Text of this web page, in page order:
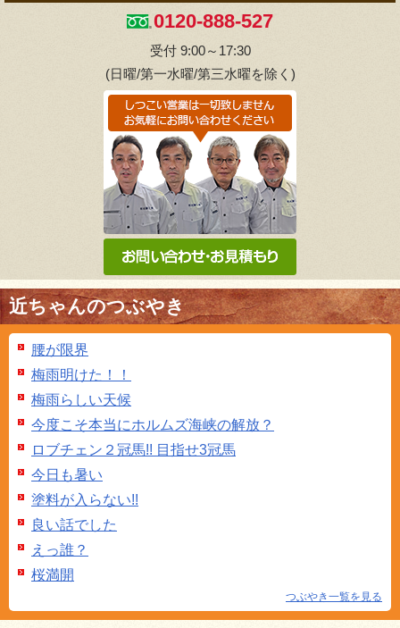
0120-888-527
受付 9:00～17:30
(日曜/第一水曜/第三水曜を除く)
近ちゃんのつぶやき
腰が限界
梅雨明けた！！
梅雨らしい天候
今度こそ本当にホルムズ海峡の解放？
ロブチェン２冠馬!! 目指せ3冠馬
今日も暑い
塗料が入らない!!
良い話でした
えっ誰？
桜満開
つぶやき一覧を見る